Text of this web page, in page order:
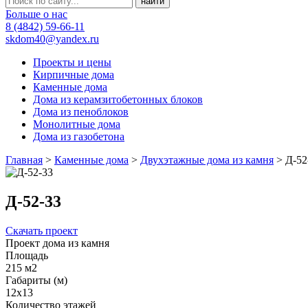
Больше о нас
8 (4842) 59-66-11
skdom40@yandex.ru
Проекты и цены
Кирпичные дома
Каменные дома
Дома из керамзитобетонных блоков
Дома из пеноблоков
Монолитные дома
Дома из газобетона
Главная > Каменные дома > Двухэтажные дома из камня > Д-
Д-52-33
Скачать проект
Проект дома из камня
Площадь
215 м2
Габариты (м)
12x13
Количество этажей